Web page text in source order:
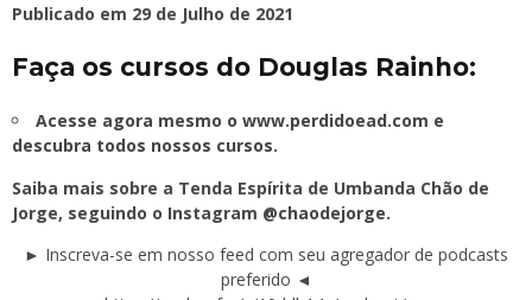
Publicado em 29 de Julho de 2021
Faça os cursos do Douglas Rainho:
Acesse agora mesmo o www.perdidoead.com e
descubra todos nossos cursos.
Saiba mais sobre a Tenda Espírita de Umbanda Chão de
Jorge, seguindo o Instagram @chaodejorge.
► Inscreva-se em nosso feed com seu agregador de podcasts
preferido ◄